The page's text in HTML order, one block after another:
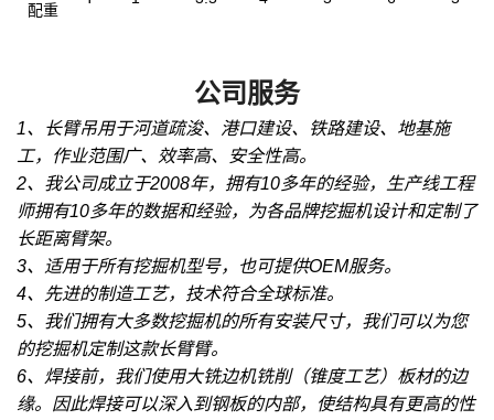
配重
公司服务
1、长臂吊用于河道疏浚、港口建设、铁路建设、地基施
工，作业范围广、效率高、安全性高。
2、我公司成立于2008年，拥有10多年的经验，生产线工程
师拥有10多年的数据和经验，为各品牌挖掘机设计和定制了
长距离臂架。
3、适用于所有挖掘机型号，也可提供OEM服务。
4、先进的制造工艺，技术符合全球标准。
5、我们拥有大多数挖掘机的所有安装尺寸，我们可以为您
的挖掘机定制这款长臂臂。
6、焊接前，我们使用大铣边机铣削（锥度工艺）板材的边
缘。因此焊接可以深入到钢板的内部，使结构具有更高的性